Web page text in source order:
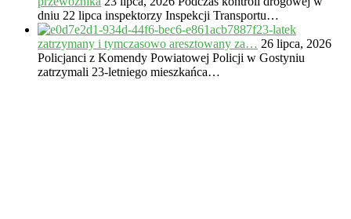
dniu 22 lipca inspektorzy Inspekcji Transportu…
23-latek
zatrzymany i tymczasowo aresztowany za… 26 lipca, 2026
Policjanci z Komendy Powiatowej Policji w Gostyniu
zatrzymali 23-letniego mieszkańca…